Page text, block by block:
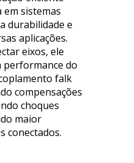
sistemas
durabilidade e
aplicações.
eixos, ele
performance do
falk
compensações
choques
maior
conectados.